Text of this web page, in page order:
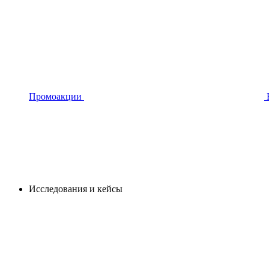
Промоакции
Исследования и кейсы